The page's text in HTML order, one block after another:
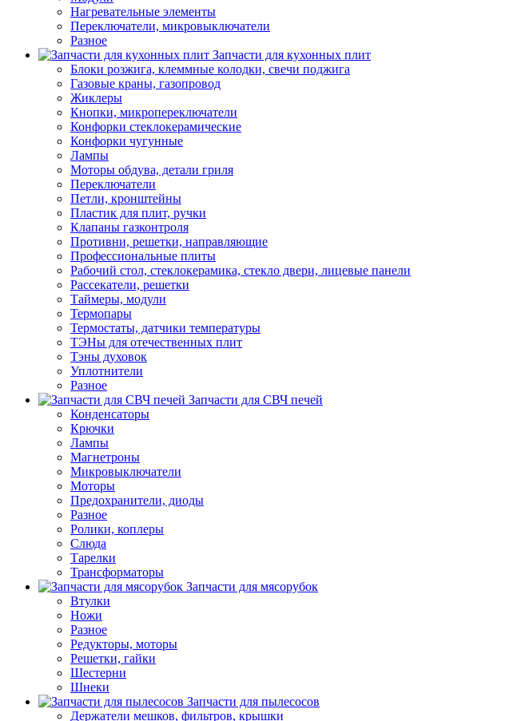
Нагревательные элементы
Переключатели, микровыключатели
Разное
Запчасти для кухонных плит
Блоки розжига, клеммные колодки, свечи поджига
Газовые краны, газопровод
Жиклеры
Кнопки, микропереключатели
Конфорки стеклокерамические
Конфорки чугунные
Лампы
Моторы обдува, детали гриля
Переключатели
Петли, кронштейны
Пластик для плит, ручки
Клапаны газконтроля
Противни, решетки, направляющие
Профессиональные плиты
Рабочий стол, стеклокерамика, стекло двери, лицевые панели
Рассекатели, решетки
Таймеры, модули
Термопары
Термостаты, датчики температуры
ТЭНы для отечественных плит
Тэны духовок
Уплотнители
Разное
Запчасти для СВЧ печей
Конденсаторы
Крючки
Лампы
Магнетроны
Микровыключатели
Моторы
Предохранители, диоды
Разное
Ролики, коплеры
Слюда
Тарелки
Трансформаторы
Запчасти для мясорубок
Втулки
Ножи
Разное
Редукторы, моторы
Решетки, гайки
Шестерни
Шнеки
Запчасти для пылесосов
Держатели мешков, фильтров, крышки